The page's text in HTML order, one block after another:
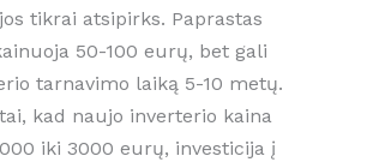
tikrai atsipirks. Paprastas
50-100 eurų, bet gali
tarnavimo laiką 5-10 metų.
kad naujo inverterio kaina
iki 3000 eurų, investicija į